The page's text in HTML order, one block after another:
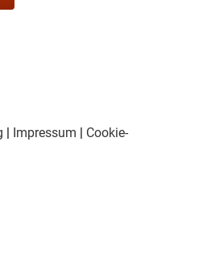
| Impressum | Cookie-